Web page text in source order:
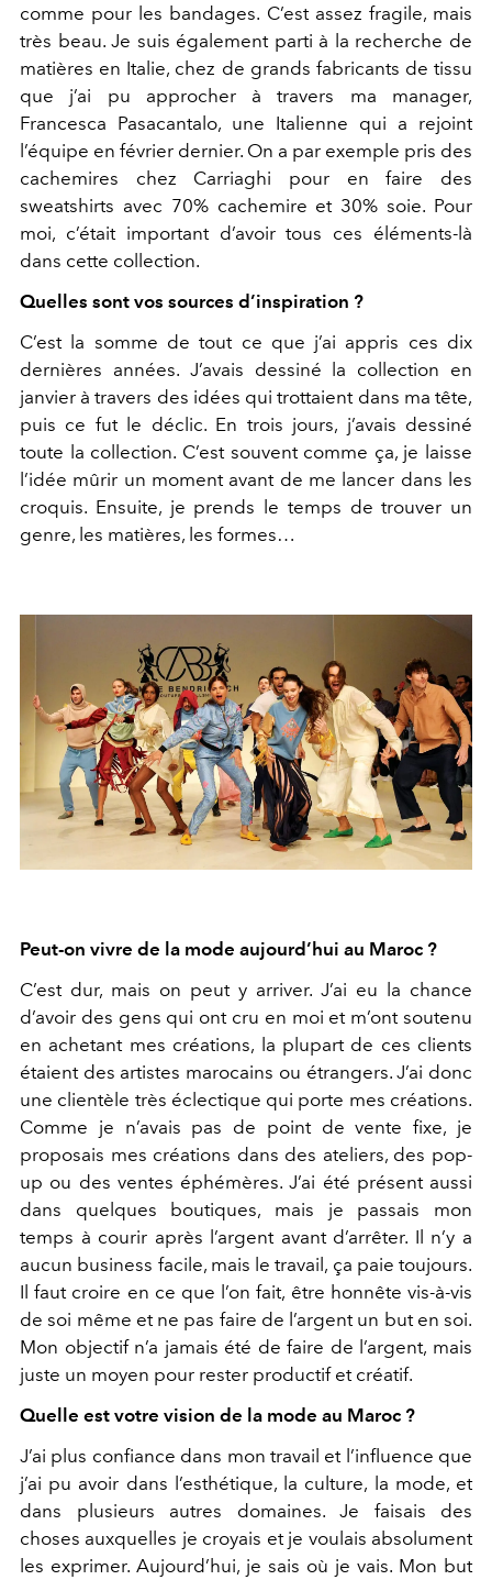
comme pour les bandages. C’est assez fragile, mais
très beau. Je suis également parti à la recherche de
matières en Italie, chez de grands fabricants de tissu
que j’ai pu approcher à travers ma manager,
Francesca Pasacantalo, une Italienne qui a rejoint
l’équipe en février dernier. On a par exemple pris des
cachemires chez Carriaghi pour en faire des
sweatshirts avec 70% cachemire et 30% soie. Pour
moi, c’était important d’avoir tous ces éléments-là
dans cette collection.
Quelles sont vos sources d’inspiration ?
C’est la somme de tout ce que j’ai appris ces dix
dernières années. J’avais dessiné la collection en
janvier à travers des idées qui trottaient dans ma tête,
puis ce fut le déclic. En trois jours, j’avais dessiné
toute la collection. C’est souvent comme ça, je laisse
l’idée mûrir un moment avant de me lancer dans les
croquis. Ensuite, je prends le temps de trouver un
genre, les matières, les formes…
Peut-on vivre de la mode aujourd’hui au Maroc ?
C’est dur, mais on peut y arriver. J’ai eu la chance
d’avoir des gens qui ont cru en moi et m’ont soutenu
en achetant mes créations, la plupart de ces clients
étaient des artistes marocains ou étrangers. J’ai donc
une clientèle très éclectique qui porte mes créations.
Comme je n’avais pas de point de vente fixe, je
proposais mes créations dans des ateliers, des pop-
up ou des ventes éphémères. J’ai été présent aussi
dans quelques boutiques, mais je passais mon
temps à courir après l’argent avant d’arrêter. Il n’y a
aucun business facile, mais le travail, ça paie toujours.
Il faut croire en ce que l’on fait, être honnête vis-à-vis
de soi même et ne pas faire de l’argent un but en soi.
Mon objectif n’a jamais été de faire de l’argent, mais
juste un moyen pour rester productif et créatif.
Quelle est votre vision de la mode au Maroc ?
J’ai plus confiance dans mon travail et l’influence que
j’ai pu avoir dans l’esthétique, la culture, la mode, et
dans plusieurs autres domaines. Je faisais des
choses auxquelles je croyais et je voulais absolument
les exprimer. Aujourd’hui, je sais où je vais. Mon but